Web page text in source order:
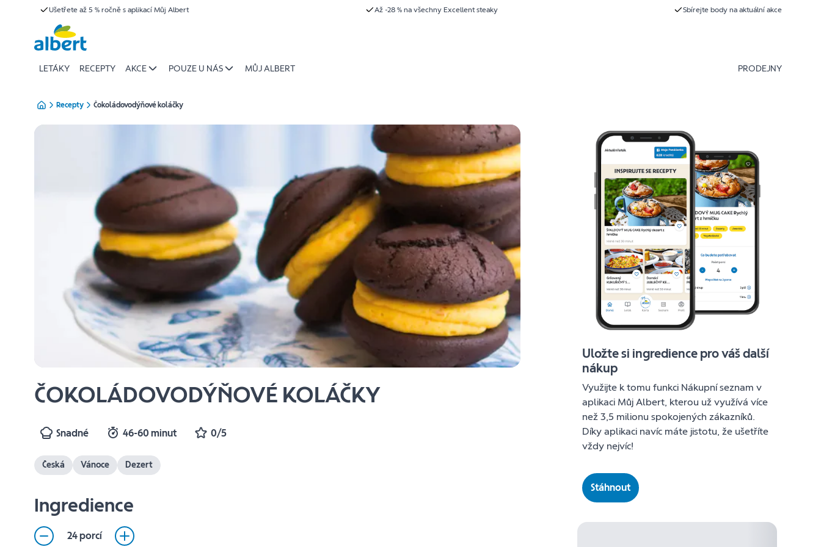
Ušetřete až 5 % ročně s aplikací Můj Albert Až -28 % na všechny Excellent steaky Sbírejte body na aktuální akce
LETÁKY RECEPTY AKCE POUZE U NÁS MŮJ ALBERT PRODEJNY
Recepty Čokoládovodýňové koláčky
ČOKOLÁDOVODÝŇOVÉ KOLÁČKY
Snadné 46-60 minut 0/5
Česká Vánoce Dezert
Ingredience
24 porcí
Uložte si ingredience pro váš další
nákup
Využijte k tomu funkci Nákupní seznam v
aplikaci Můj Albert, kterou už využívá více
než 3,5 milionu spokojených zákazníků.
Díky aplikaci navíc máte jistotu, že ušetříte
vždy nejvíc!
Stáhnout